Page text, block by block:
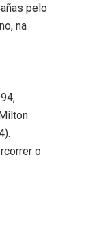
pelo
na
o